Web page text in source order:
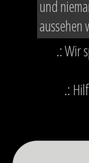
und
aussehen
.: Wir
.: